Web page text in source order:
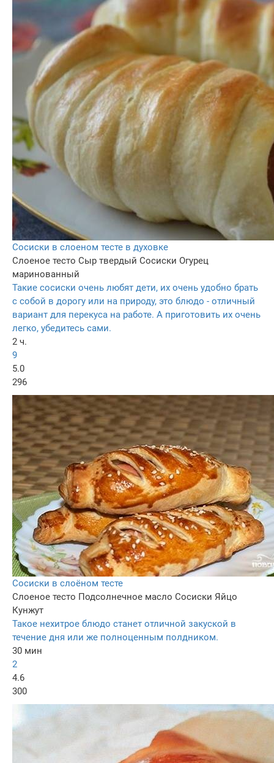
Сосиски в слоеном тесте в духовке
Слоеное тесто Сыр твердый Сосиски Огурец
маринованный
Такие сосиски очень любят дети, их очень удобно брать
с собой в дорогу или на природу, это блюдо - отличный
вариант для перекуса на работе. А приготовить их очень
легко, убедитесь сами.
2 ч.
9
5.0
296
Сосиски в слоёном тесте
Слоеное тесто Подсолнечное масло Сосиски Яйцо
Кунжут
Такое нехитрое блюдо станет отличной закуской в
течение дня или же полноценным полдником.
30 мин
2
4.6
300